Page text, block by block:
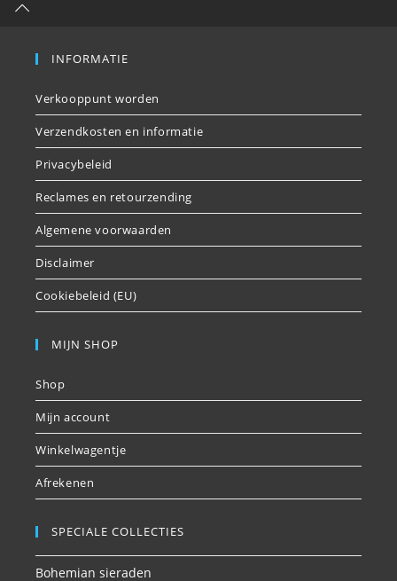
INFORMATIE
Verkooppunt worden
Verzendkosten en informatie
Privacybeleid
Reclames en retourzending
Algemene voorwaarden
Disclaimer
Cookiebeleid (EU)
MIJN SHOP
Shop
Mijn account
Winkelwagentje
Afrekenen
SPECIALE COLLECTIES
Bohemian sieraden